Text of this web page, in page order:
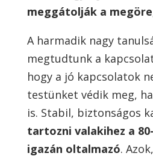
meggátolják a
A harmadik nagy
megtudtunk a
hogy a jó kapcsolatok
testünket védik meg,
is. Stabil, biztonságos
tartozni valakihez a
igazán oltalmazó.